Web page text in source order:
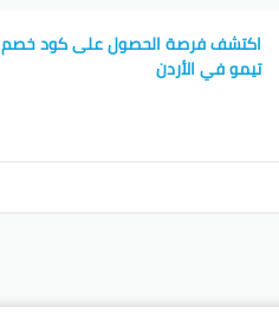
اكتشف فرصة الحصول على كود خصم
تيمو في الأردن